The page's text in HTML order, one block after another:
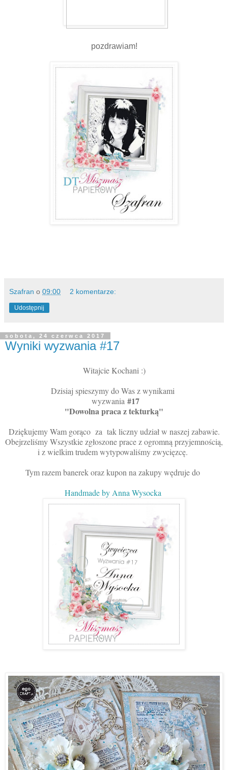
pozdrawiam!
Szafran o 09:00 2 komentarze:
Udostępnij
sobota, 24 czerwca 2017
Wyniki wyzwania #17
Witajcie Kochani :)
Dzisiaj spieszymy do Was z wynikami
wyzwania #17
"Dowolna praca z tekturką"
Dziękujemy Wam gorąco za tak liczny udział w naszej zabawie.
Obejrzeliśmy Wszystkie zgłoszone prace z ogromną przyjemnością,
i z wielkim trudem wytypowaliśmy zwycięzcę.
Tym razem banerek oraz kupon na zakupy wędruje do
Handmade by Anna Wysocka